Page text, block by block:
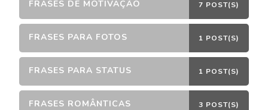
FRASES DE MOTIVAÇÃO 7 POST(S)
FRASES PARA FOTOS 1 POST(S)
FRASES PARA STATUS 1 POST(S)
FRASES ROMÂNTICAS 3 POST(S)